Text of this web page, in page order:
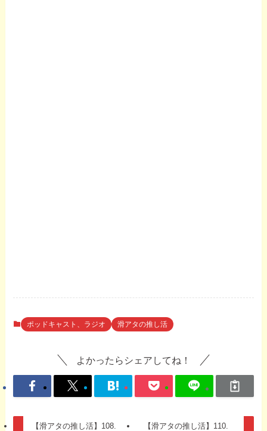
ポッドキャスト、ラジオ 滑アタの推し活
よかったらシェアしてね！
【滑アタの推し活】108.
【滑アタの推し活】110.